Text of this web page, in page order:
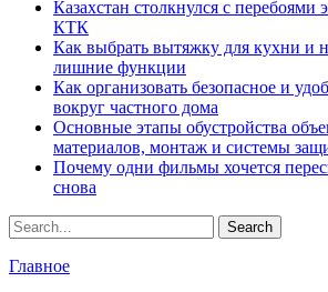
Казахстан столкнулся с перебоями
КТК
Как выбрать вытяжку для кухни и
лишние функции
Как организовать безопасное и
вокруг частного дома
Основные этапы обустройства
материалов, монтаж и системы
Почему одни фильмы хочется
снова
Главное